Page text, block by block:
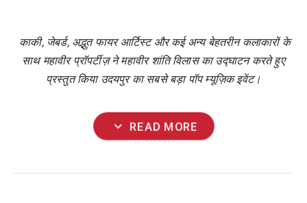
काकी, जेबर्ड, अद्भुत फायर आर्टिस्ट और कई अन्य बेहतरीन कलाकारों के
साथ महावीर प्रॉपर्टीज़ ने महावीर शांति विलास का उद्घाटन करते हुए
प्रस्तुत किया उदयपुर का सबसे बड़ा पॉप म्यूज़िक इवेंट।
expand_more READ MORE